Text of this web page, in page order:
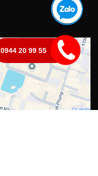
0944 20 99 55